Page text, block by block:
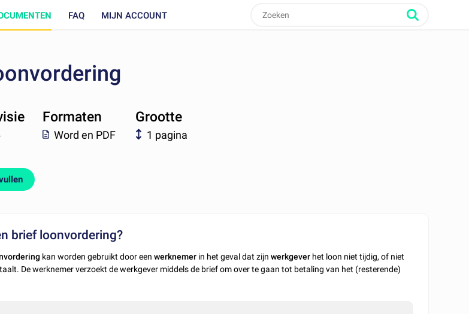
FAQ MIJN ACCOUNT
Formaten
Word en PDF
Grootte
1 pagina
brief loonvordering?
kan worden gebruikt door eenwerknemer in het geval dat zijnwerkgever het loon niet tijdig, of niet
De werknemer verzoekt de werkgever middels de brief om over te gaan tot betaling van het (resterende)